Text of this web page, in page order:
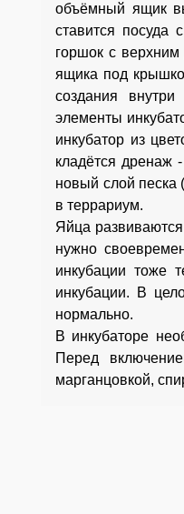
объёмный ящик
ставится посуда
горшок с
ящика под
создания
элементы
инкубатор из
кладётся дренаж
новый слой песка
в террариум.
Яйца
нужно
инкубации тоже
инкубации. В
нормально.
В инкубаторе
Перед
марганцовкой,